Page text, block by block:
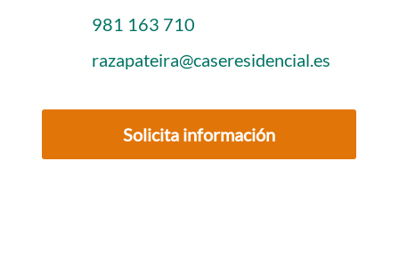
981 163 710
razapateira@caseresidencial.es
Solicita información